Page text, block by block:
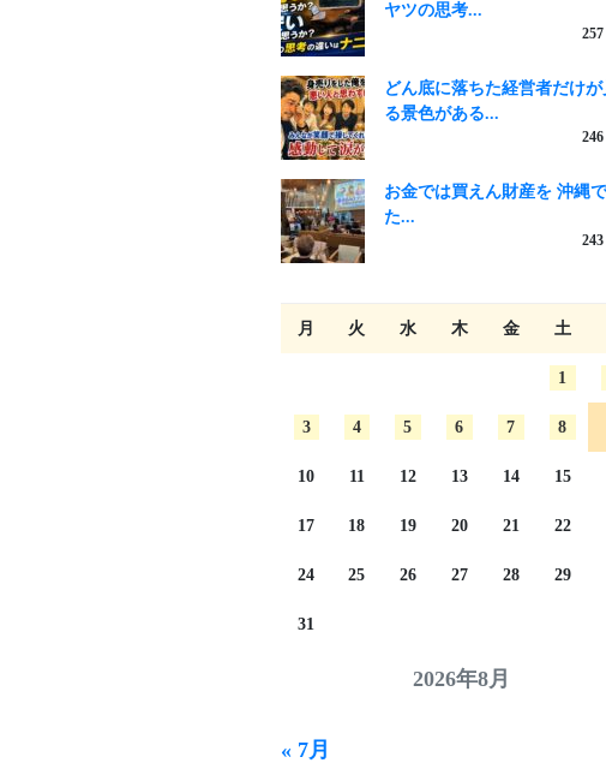
ヤツの思考...
どん底に落ちた経営者だけが
る景色がある...
お金では買えん財産を 沖縄
た...
2026年8月
月 火 水 木 金 土
1
3 4 5 6 7 8
10 11 12 13 14 15
17 18 19 20 21 22
24 25 26 27 28 29
31
« 7月